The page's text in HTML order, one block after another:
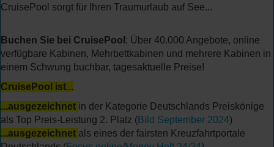
CruisePool sorgt für Ihren Traumurlaub auf See...
Buchen Sie bei CruisePool : Über 40.000 Angebote, online
verfügbare Kabinen, Mehrbettkabinen und mehrere Kabinen in
einem Schwung buchbar, tagesaktuelle Preise!
CruisePool ist...
...ausgezeichnet in der Kategorie Deutschlands Preiskönige
als Top Preis-Leistung 2. Platz (Bild September 2024)
...ausgezeichnet als eines der fairsten Kreuzfahrtportale